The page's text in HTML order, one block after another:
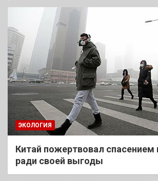
ЭКОЛОГИЯ
Китай пожертвовал спасением
ради своей выгоды